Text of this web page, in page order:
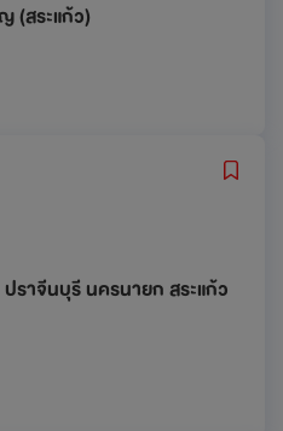
(สระแก้ว)
ปราจีนบุรี นครนายก สระแก้ว